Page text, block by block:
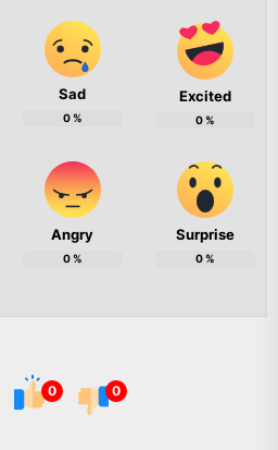
Sad
0%
Excited
0%
Angry
0%
Surprise
0%
0 0